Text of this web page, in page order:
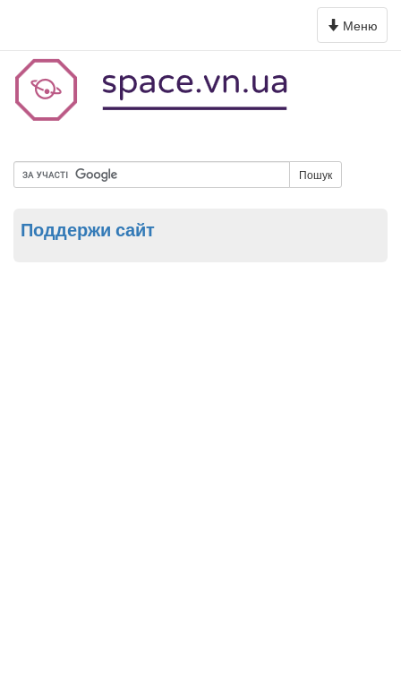
Toggle
navigation
Меню
Пошук
Поддержи сайт